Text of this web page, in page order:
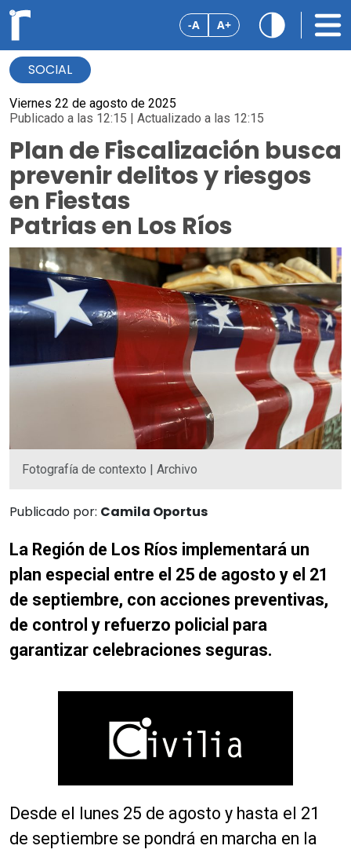
-A A+
SOCIAL
Viernes 22 de agosto de 2025
Publicado a las 12:15 | Actualizado a las 12:15
Plan de Fiscalización busca
prevenir delitos y riesgos
en Fiestas
Patrias en Los Ríos
Fotografía de contexto | Archivo
Publicado por: Camila Oportus
La Región de Los Ríos implementará un
plan especial entre el 25 de agosto y el 21
de septiembre, con acciones preventivas,
de control y refuerzo policial para
garantizar celebraciones seguras.
Desde el lunes 25 de agosto y hasta el 21
de septiembre se pondrá en marcha en la